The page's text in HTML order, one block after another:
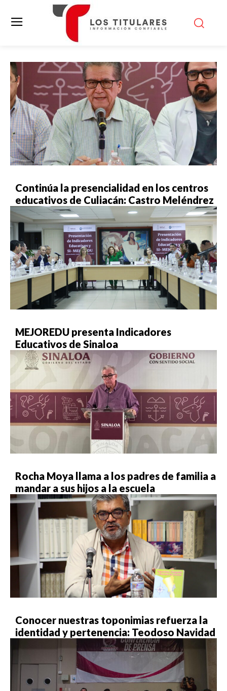
Continúa la presencialidad en los centros
educativos de Culiacán: Castro Meléndrez
MEJOREDU presenta Indicadores
Educativos de Sinaloa
Rocha Moya llama a los padres de familia a
mandar a sus hijos a la escuela
Conocer nuestras toponimias refuerza la
identidad y pertenencia: Teodoso Navidad